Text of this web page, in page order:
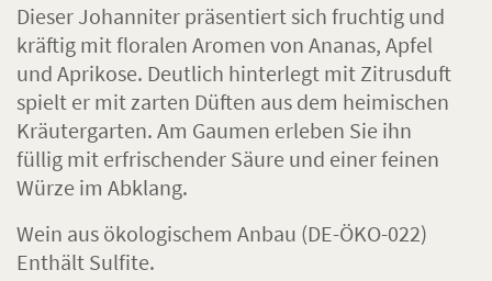
Dieser Johanniter präsentiert sich fruchtig und
kräftig mit floralen Aromen von Ananas, Apfel
und Aprikose. Deutlich hinterlegt mit Zitrusduft
spielt er mit zarten Düften aus dem heimischen
Kräutergarten. Am Gaumen erleben Sie ihn
füllig mit erfrischender Säure und einer feinen
Würze im Abklang.
Wein aus ökologischem Anbau (DE-ÖKO-022)
Enthält Sulfite.